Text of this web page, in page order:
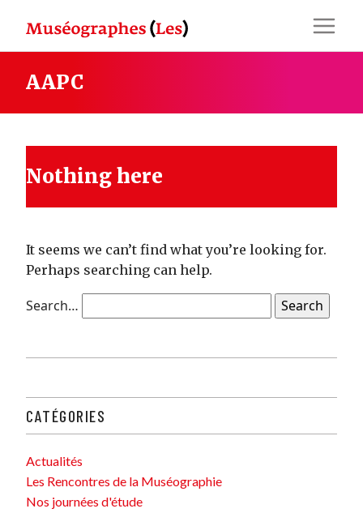
content
AAPC
Nothing here
It seems we can’t find what you’re looking for.
Perhaps searching can help.
Search…
CATÉGORIES
Actualités
Les Rencontres de la Muséographie
Nos journées d'étude